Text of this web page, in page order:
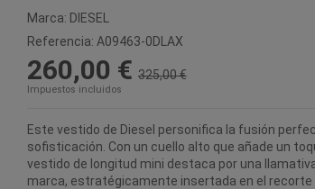
Marca: DIESEL
Referencia: A09463-0DLAX
260,00 € 325,00 €
Impuestos incluidos
Este vestido de Diesel personifica la fusión
sofisticación. Con un cuello alto que añade un
vestido de longitud mini destaca por una
marca, estratégicamente insertada en el recorte